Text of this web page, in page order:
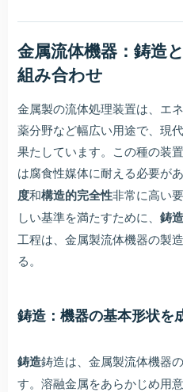
金属流体機器：鋳造
組み合わせ
金属製の流体処理装置は、エ
薬分野など幅広い用途で、現
果たしています。この種の装
は腐食性媒体に耐える必要が
度和構造的完全性非常に高い
しい基準を満たすために、 鋳造
工程は、金属製流体機器の製
る。
鋳造：機器の基本形状を
鋳造鋳造は、金属製流体機器
す。溶融金属をあらかじめ用